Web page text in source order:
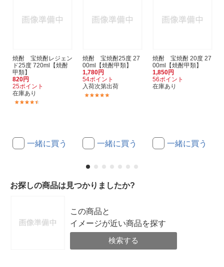
焼酎 宝焼酎レジェン
ド25度 720ml【焼酎
甲類】
820円
25ポイント
在庫あり
一緒に買う
焼酎 宝焼酎25度 27
00ml【焼酎甲類】
1,780円
54ポイント
入荷次第出荷
一緒に買う
焼酎 宝焼酎 20度 27
00ml【焼酎甲類】
1,850円
56ポイント
在庫あり
一緒に買う
お探しの商品は見つかりましたか?
この商品と
イメージが近い商品を探す
検索する